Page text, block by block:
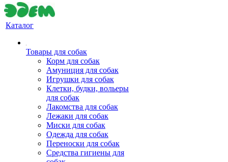
Каталог
Товары для собак
Корм для собак
Амуниция для собак
Игрушки для собак
Клетки, будки, вольеры
для собак
Лакомства для собак
Лежаки для собак
Миски для собак
Одежда для собак
Переноски для собак
Средства гигиены для